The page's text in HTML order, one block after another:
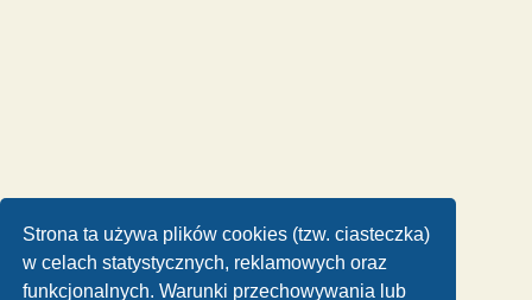
Strona ta używa plików cookies (tzw. ciasteczka)
w celach statystycznych, reklamowych oraz
funkcjonalnych. Warunki przechowywania lub